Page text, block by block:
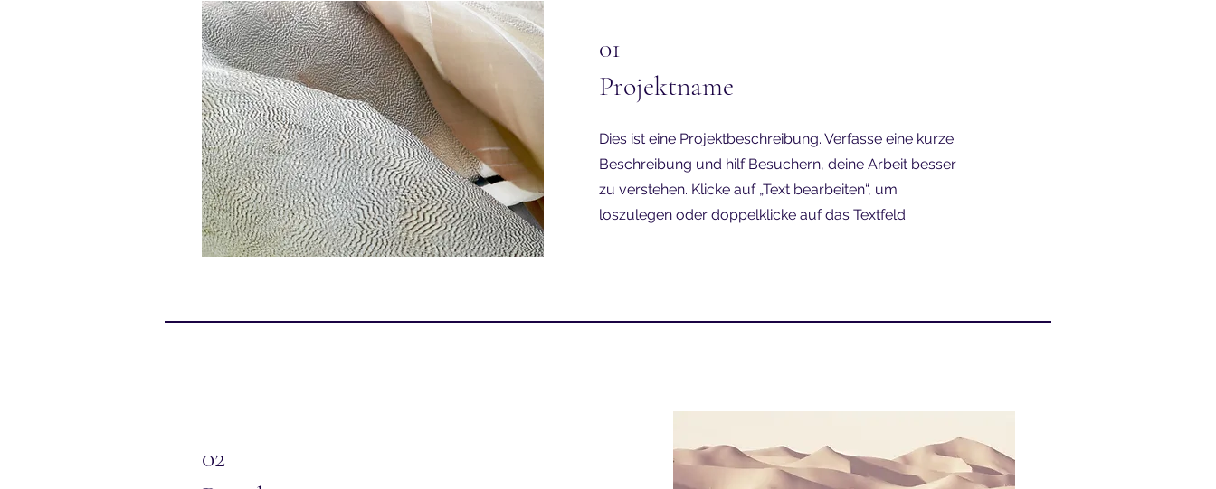
01
Projektname
Dies ist eine Projektbeschreibung. Verfasse eine kurze
Beschreibung und hilf Besuchern, deine Arbeit besser
zu verstehen. Klicke auf „Text bearbeiten“, um
loszulegen oder doppelklicke auf das Textfeld.
02